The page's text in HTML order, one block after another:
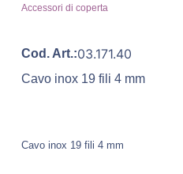
Accessori di coperta
Cod. Art.:03.171.40
Cavo inox 19 fili 4 mm
Cavo inox 19 fili 4 mm